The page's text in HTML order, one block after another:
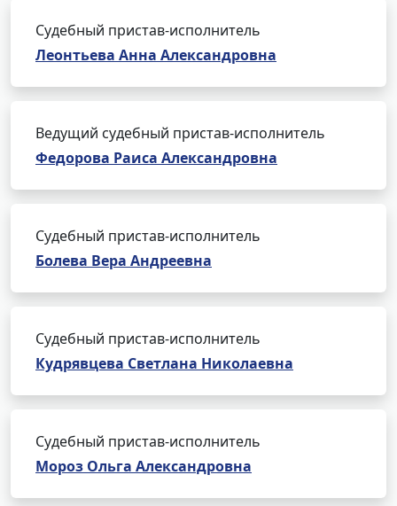
Судебный пристав-исполнитель
Леонтьева Анна Александровна
Ведущий судебный пристав-исполнитель
Федорова Раиса Александровна
Судебный пристав-исполнитель
Болева Вера Андреевна
Судебный пристав-исполнитель
Кудрявцева Светлана Николаевна
Судебный пристав-исполнитель
Мороз Ольга Александровна